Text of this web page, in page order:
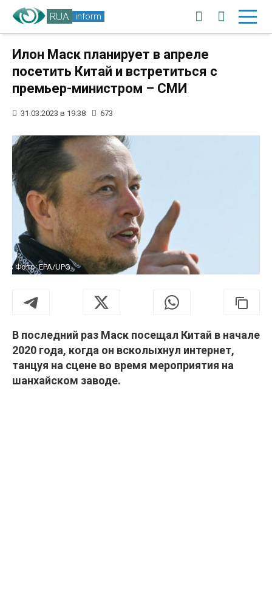
RUA inform
Илон Маск планирует в апреле
посетить Китай и встретиться с
премьер-министром – СМИ
31.03.2023 в 19:38 673
Фото: EPA/UPG
В последний раз Маск посещал Китай в начале
2020 года, когда он всколыхнул интернет,
танцуя на сцене во время мероприятия на
шанхайском заводе.